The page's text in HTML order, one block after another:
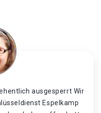
ausgesperrt Wir
Espelkamp